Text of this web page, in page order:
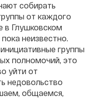
собирать
от каждого
в Глушковском
неизвестно.
группы
полномочий, это
уйти от
недовольство
общаемся,